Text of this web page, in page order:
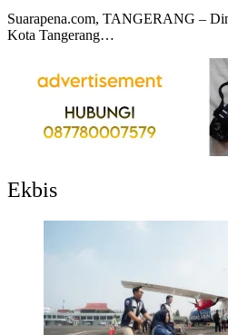
Suarapena.com, TANGERANG –
Kota Tangerang…
Ekbis